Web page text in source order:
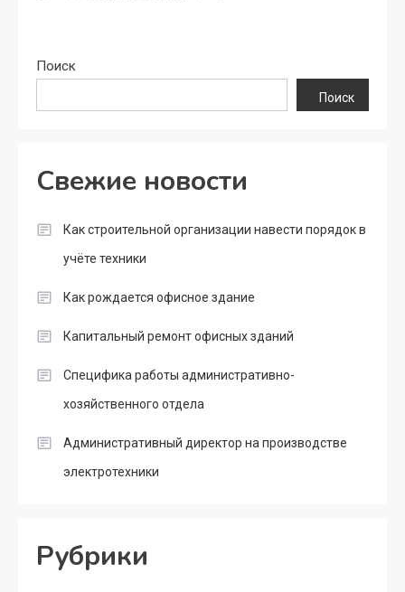
Поиск
Поиск
Свежие новости
Как строительной организации навести порядок в
учёте техники
Как рождается офисное здание
Капитальный ремонт офисных зданий
Специфика работы административно-
хозяйственного отдела
Административный директор на производстве
электротехники
Рубрики